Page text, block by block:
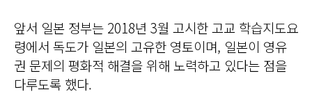
앞서 일본 정부는 2018년 3월 고시한 고교 학습지도요
령에서 독도가 일본의 고유한 영토이며, 일본이 영유
권 문제의 평화적 해결을 위해 노력하고 있다는 점을
다루도록 했다.